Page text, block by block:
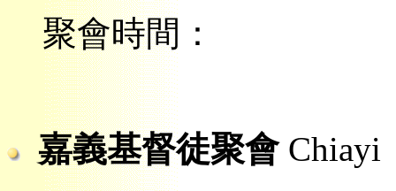
聚會時間：
嘉義基督徒聚會 Chiayi